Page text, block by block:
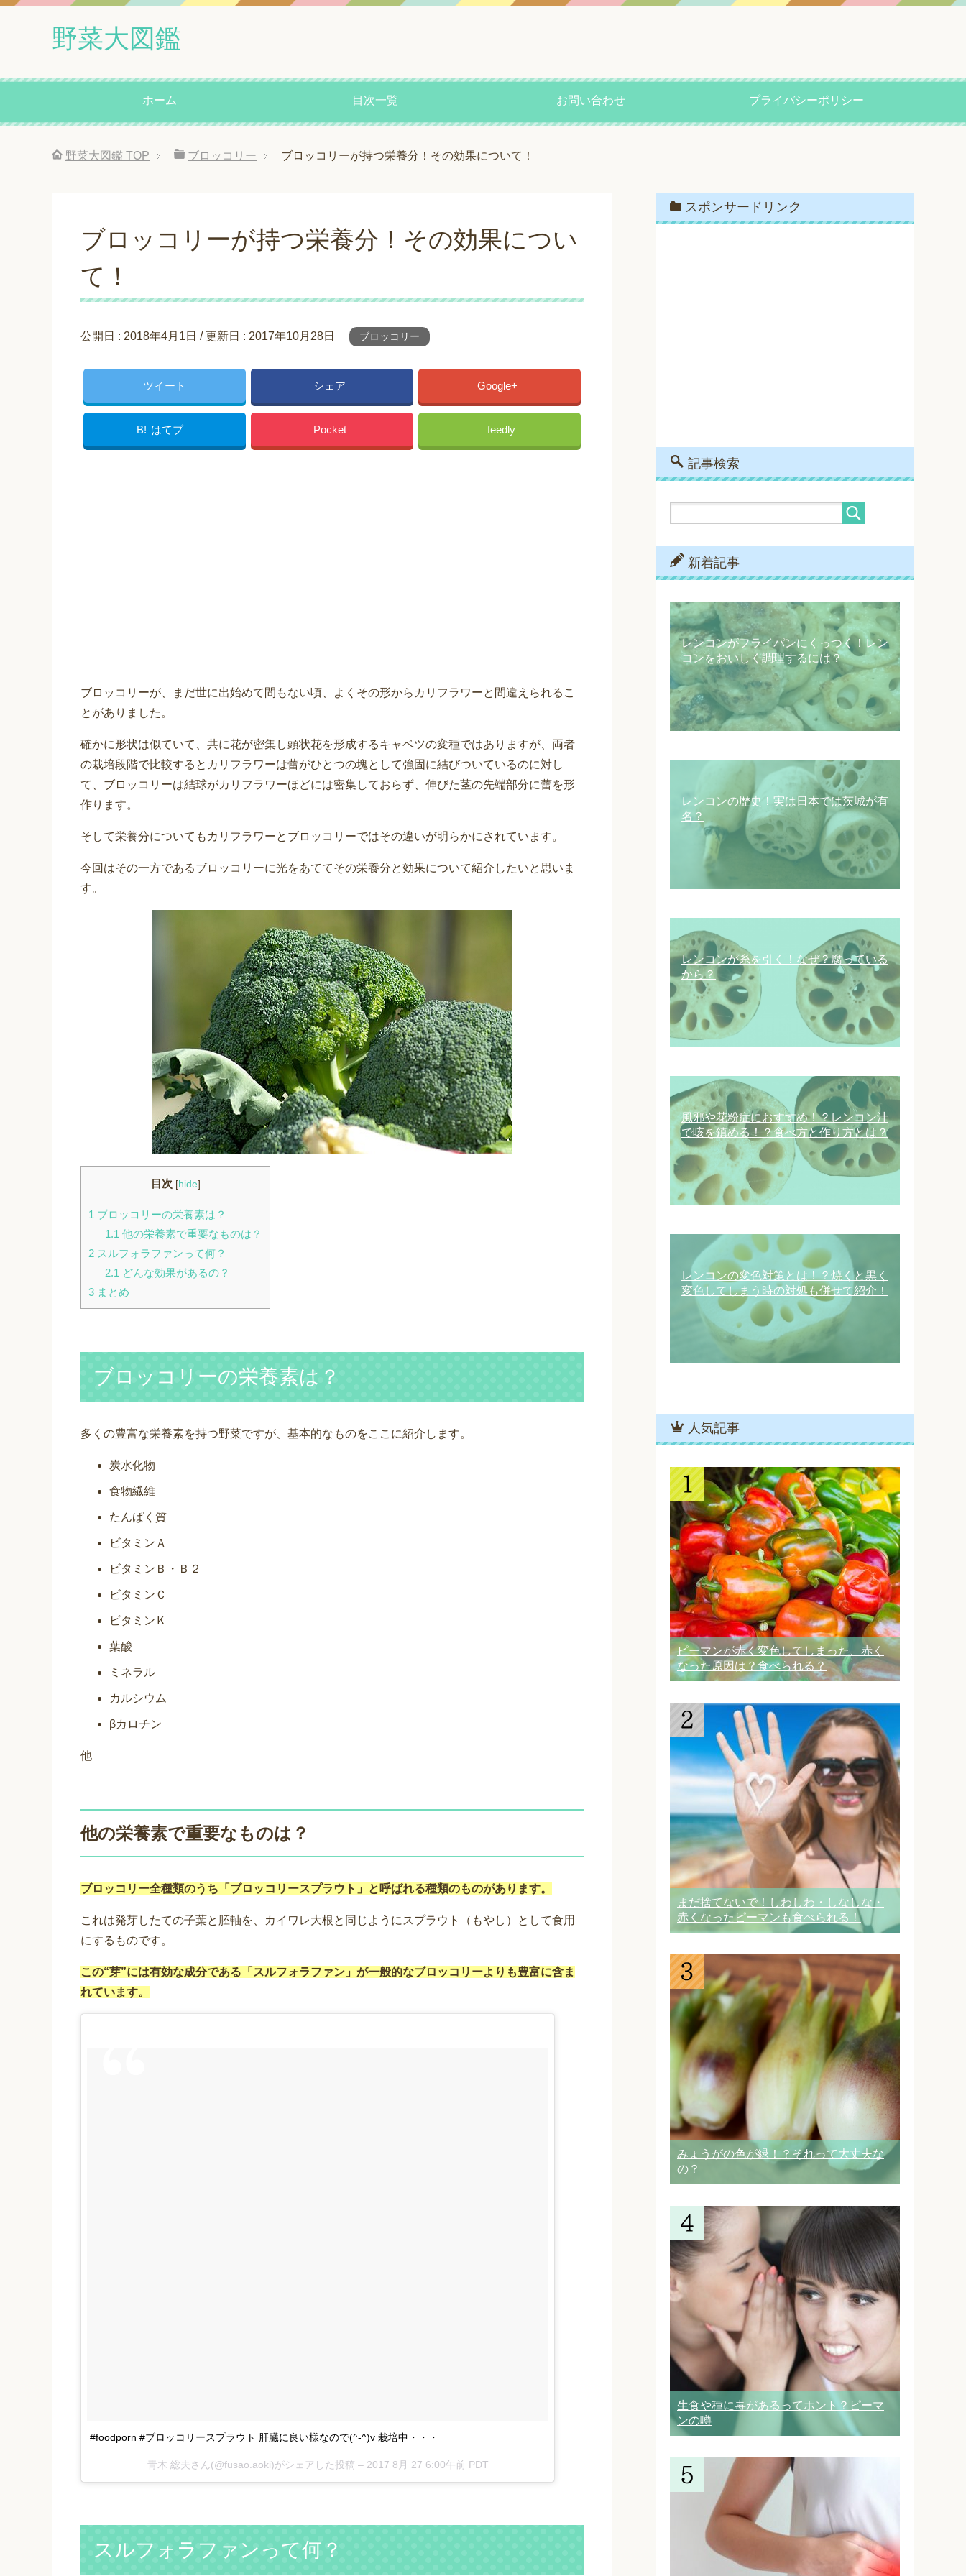
野菜大図鑑
ホーム 目次一覧 お問い合わせ プライバシーポリシー
野菜大図鑑 TOP ブロッコリー ブロッコリーが持つ栄養分！その効果について！
ブロッコリーが持つ栄養分！その効果につい
て！
公開日 : 2018年4月1日 / 更新日 : 2017年10月28日 ブロッコリー
ツイート シェア Google+
B! はてブ Pocket feedly
ブロッコリーが、まだ世に出始めて間もない頃、よくその形からカリフラワーと間違えられるこ
とがありました。
確かに形状は似ていて、共に花が密集し頭状花を形成するキャベツの変種ではありますが、両者
の栽培段階で比較するとカリフラワーは蕾がひとつの塊として強固に結びついているのに対し
て、ブロッコリーは結球がカリフラワーほどには密集しておらず、伸びた茎の先端部分に蕾を形
作ります。
そして栄養分についてもカリフラワーとブロッコリーではその違いが明らかにされています。
今回はその一方であるブロッコリーに光をあててその栄養分と効果について紹介したいと思いま
す。
目次 [hide]
1 ブロッコリーの栄養素は？
1.1 他の栄養素で重要なものは？
2 スルフォラファンって何？
2.1 どんな効果があるの？
3 まとめ
ブロッコリーの栄養素は？
多くの豊富な栄養素を持つ野菜ですが、基本的なものをここに紹介します。
炭水化物
食物繊維
たんぱく質
ビタミンＡ
ビタミンＢ・Ｂ２
ビタミンＣ
ビタミンＫ
葉酸
ミネラル
カルシウム
βカロチン
他
他の栄養素で重要なものは？
ブロッコリー全種類のうち「ブロッコリースプラウト」と呼ばれる種類のものがあります。
これは発芽したての子葉と胚軸を、カイワレ大根と同じようにスプラウト（もやし）として食用
にするものです。
この“芽”には有効な成分である「スルフォラファン」が一般的なブロッコリーよりも豊富に含ま
れています。
#foodporn #ブロッコリースプラウト 肝臓に良い様なので(^-^)v 栽培中・・・
青木 総夫さん(@fusao.aoki)がシェアした投稿 – 2017 8月 27 6:00午前 PDT
スルフォラファンって何？
スポンサードリンク
記事検索
新着記事
レンコンがフライパンにくっつく！レン
コンをおいしく調理するには？
レンコンの歴史！実は日本では茨城が有
名？
レンコンが糸を引く！なぜ？腐っている
から？
風邪や花粉症におすすめ！？レンコン汁
で咳を鎮める！？食べ方と作り方とは？
レンコンの変色対策とは！？焼くと黒く
変色してしまう時の対処も併せて紹介！
人気記事
ピーマンが赤く変色してしまった、赤く
なった原因は？食べられる？
まだ捨てないで！しわしわ・しなしな・
赤くなったピーマンも食べられる！
みょうがの色が緑！？それって大丈夫な
の？
生食や種に毒があるってホント？ピーマ
ンの噂